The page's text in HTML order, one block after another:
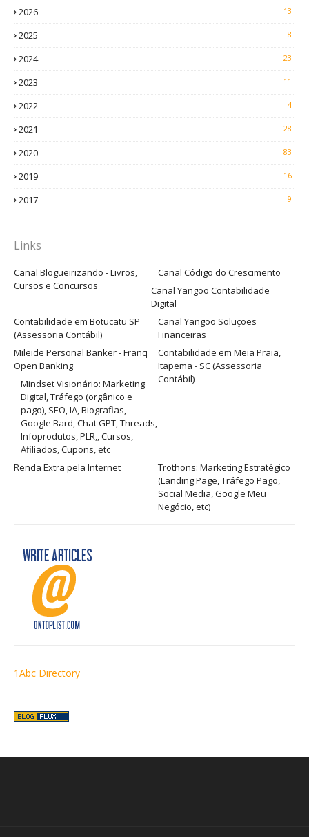
2026 13
2025 8
2024 23
2023 11
2022 4
2021 28
2020 83
2019 16
2017 9
Links
Canal Blogueirizando - Livros,
Cursos e Concursos
Canal Código do Crescimento
Canal Yangoo Contabilidade
Digital
Canal Yangoo Soluções
Financeiras
Contabilidade em Botucatu SP
(Assessoria Contábil)
Contabilidade em Meia Praia,
Itapema - SC (Assessoria
Contábil)
Mileide Personal Banker - Franq
Open Banking
Mindset Visionário: Marketing
Digital, Tráfego (orgânico e
pago), SEO, IA, Biografias,
Google Bard, Chat GPT, Threads,
Infoprodutos, PLR,, Cursos,
Afiliados, Cupons, etc
Renda Extra pela Internet
Trothons: Marketing Estratégico
(Landing Page, Tráfego Pago,
Social Media, Google Meu
Negócio, etc)
1Abc Directory